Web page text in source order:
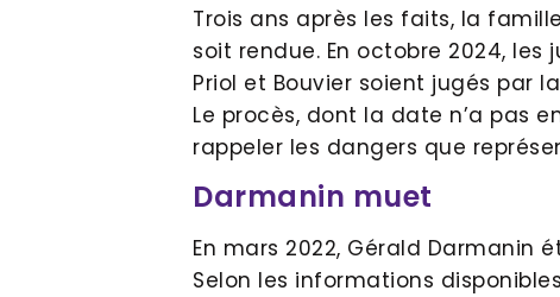
Trois ans après les faits, la
soit rendue. En octobre 2024, les
Priol et Bouvier soient jugés par
Le procès, dont la date n’a pas
rappeler les dangers que
Darmanin muet
En mars 2022, Gérald Darmanin
Selon les informations